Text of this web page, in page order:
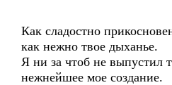
Как сладостно
как нежно твое дыханье.
Я ни за чтоб не выпустил
нежнейшее мое создание.